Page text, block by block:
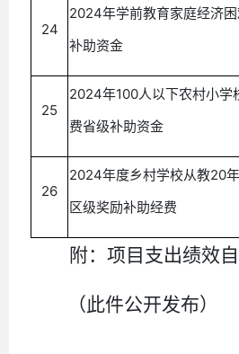
24
2024年学前教育家庭经济
补助资金
25
2024年100人以下农村小学
费省级补助资金
26
2024年度乡村学校从教20
区级奖励补助经费
附：项目支出绩效
（此件公开发布）